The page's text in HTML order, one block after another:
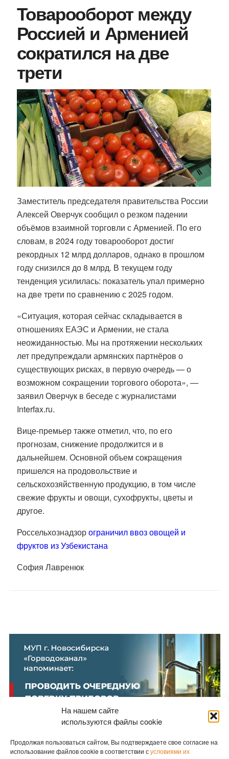
На нашем сайте
используются файлы cookie
Продолжая пользоваться сайтом, Вы подтверждаете свое согласие на
использование файлов cookie в соответствии сусловиями их
Товарооборот между
Россией и Арменией
сократился на две
трети
Заместитель председателя правительства России
Алексей Оверчук сообщил о резком падении
объёмов взаимной торговли с Арменией. По его
словам, в 2024 году товарооборот достиг
рекордных 12 млрд долларов, однако в прошлом
году снизился до 8 млрд. В текущем году
тенденция усилилась: показатель упал примерно
на две трети по сравнению с 2025 годом.
«Ситуация, которая сейчас складывается в
отношениях ЕАЭС и Армении, не стала
неожиданностью. Мы на протяжении нескольких
лет предупреждали армянских партнёров о
существующих рисках, в первую очередь — о
возможном сокращении торгового оборота», —
заявил Оверчук в беседе с журналистами
Interfax.ru.
Вице-премьер также отметил, что, по его
прогнозам, снижение продолжится и в
дальнейшем. Основной объем сокращения
пришелся на продовольствие и
сельскохозяйственную продукцию, в том числе
свежие фрукты и овощи, сухофрукты, цветы и
другое.
Россельхознадзорограничил ввоз овощей и
фруктов из Узбекистана
София Лавренюк